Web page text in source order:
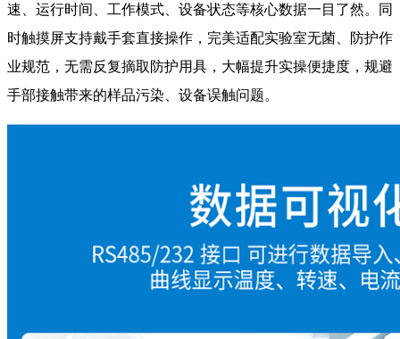
速、运行时间、工作模式、设备状态等核心数据一目了然。同
时触摸屏支持戴手套直接操作，完美适配实验室无菌、防护作
业规范，无需反复摘取防护用具，大幅提升实操便捷度，规避
手部接触带来的样品污染、设备误触问题。